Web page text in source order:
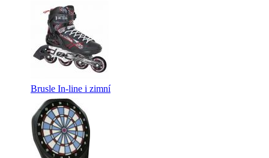
Brusle In-line i zimní